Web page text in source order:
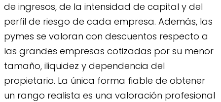
de ingresos, de la intensidad de capital y del
perfil de riesgo de cada empresa. Además, las
pymes se valoran con descuentos respecto a
las grandes empresas cotizadas por su menor
tamaño, iliquidez y dependencia del
propietario. La única forma fiable de obtener
un rango realista es una valoración profesional